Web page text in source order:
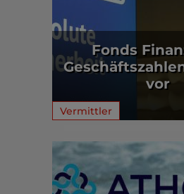
Fonds
vor
Vermittler